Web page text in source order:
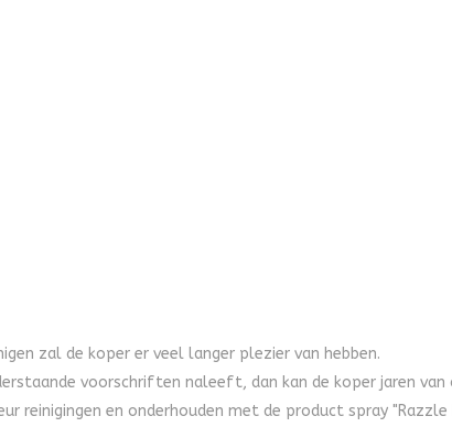
zal de koper er veel langer plezier van hebben.
voorschriften naleeft, dan kan de koper jaren van
reinigingen en onderhouden met de product spray